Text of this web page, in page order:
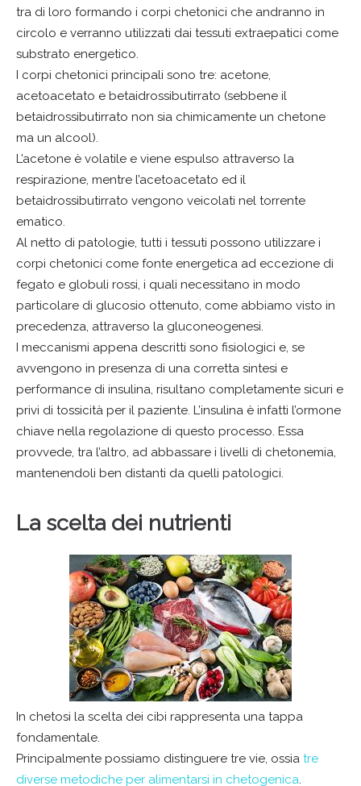
tra di loro formando i corpi chetonici che andranno in
circolo e verranno utilizzati dai tessuti extraepatici come
substrato energetico.
I corpi chetonici principali sono tre: acetone,
acetoacetato e betaidrossibutirrato (sebbene il
betaidrossibutirrato non sia chimicamente un chetone
ma un alcool).
L’acetone è volatile e viene espulso attraverso la
respirazione, mentre l’acetoacetato ed il
betaidrossibutirrato vengono veicolati nel torrente
ematico.
Al netto di patologie, tutti i tessuti possono utilizzare i
corpi chetonici come fonte energetica ad eccezione di
fegato e globuli rossi, i quali necessitano in modo
particolare di glucosio ottenuto, come abbiamo visto in
precedenza, attraverso la gluconeogenesi.
I meccanismi appena descritti sono fisiologici e, se
avvengono in presenza di una corretta sintesi e
performance di insulina, risultano completamente sicuri e
privi di tossicità per il paziente. L’insulina è infatti l’ormone
chiave nella regolazione di questo processo. Essa
provvede, tra l’altro, ad abbassare i livelli di chetonemia,
mantenendoli ben distanti da quelli patologici.
La scelta dei nutrienti
In chetosi la scelta dei cibi rappresenta una tappa
fondamentale.
Principalmente possiamo distinguere tre vie, ossia tre
diverse metodiche per alimentarsi in chetogenica.